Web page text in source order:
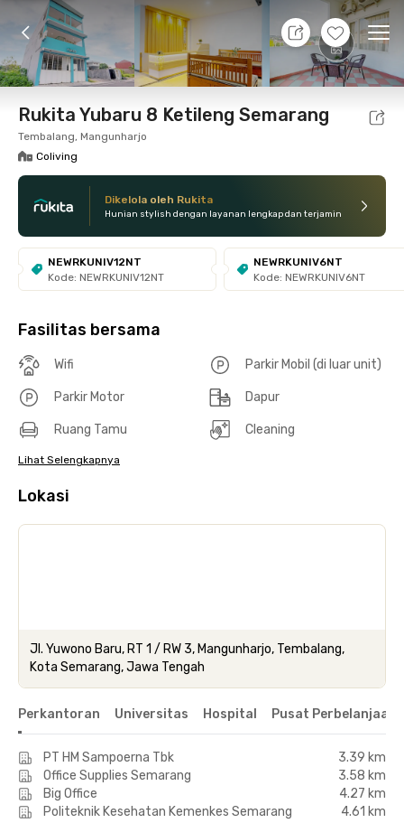
+15
6 Agt 26 - Belum tahu
Foto Fasilitas bersama Lokasi Kamar
Rukita Yubaru 8 Ketileng Semarang
Tembalang, Mangunharjo
Coliving
Dikelola oleh Rukita
Hunian stylish dengan layanan lengkap dan terjamin
NEWRKUNIV12NT
Kode: NEWRKUNIV12NT
NEWRKUNIV6NT
Kode: NEWRKUNIV6NT
Fasilitas bersama
Wifi Parkir Mobil (di luar unit)
Parkir Motor Dapur
Ruang Tamu Cleaning
Lihat Selengkapnya
Lokasi
Jl. Yuwono Baru, RT 1 / RW 3, Mangunharjo, Tembalang,
Kota Semarang, Jawa Tengah
Perkantoran Universitas Hospital Pusat Perbelanjaan
PT HM Sampoerna Tbk
3.39 km
Office Supplies Semarang
3.58 km
Big Office
4.27 km
Politeknik Kesehatan Kemenkes Semarang
4.61 km